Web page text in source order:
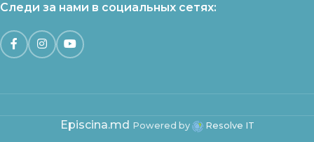
Следи за нами в социальных сетях:
Episcina.md Powered by Resolve IT